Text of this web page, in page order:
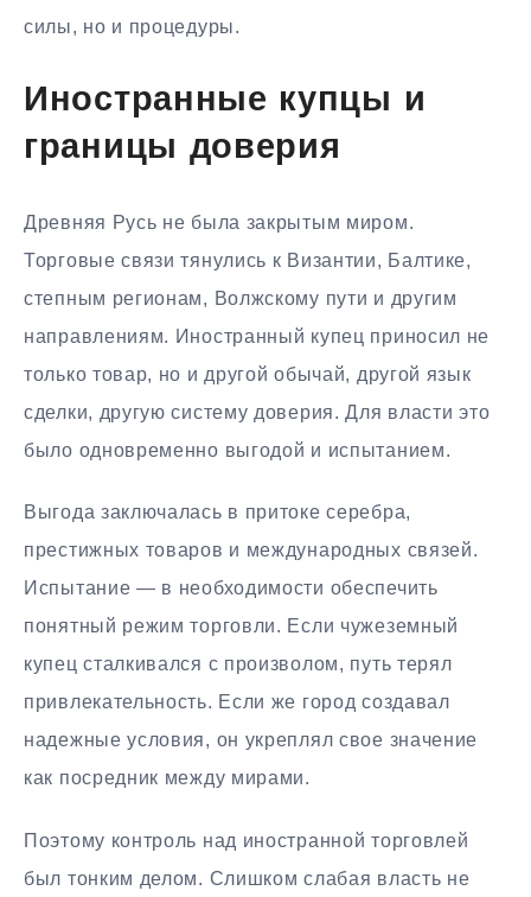
силы, но и процедуры.
Иностранные купцы и
границы доверия
Древняя Русь не была закрытым миром.
Торговые связи тянулись к Византии, Балтике,
степным регионам, Волжскому пути и другим
направлениям. Иностранный купец приносил не
только товар, но и другой обычай, другой язык
сделки, другую систему доверия. Для власти это
было одновременно выгодой и испытанием.
Выгода заключалась в притоке серебра,
престижных товаров и международных связей.
Испытание — в необходимости обеспечить
понятный режим торговли. Если чужеземный
купец сталкивался с произволом, путь терял
привлекательность. Если же город создавал
надежные условия, он укреплял свое значение
как посредник между мирами.
Поэтому контроль над иностранной торговлей
был тонким делом. Слишком слабая власть не